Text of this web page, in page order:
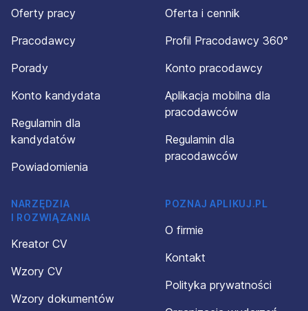
Oferty pracy
Pracodawcy
Porady
Konto kandydata
Regulamin dla
kandydatów
Powiadomienia
Oferta i cennik
Profil Pracodawcy 360°
Konto pracodawcy
Aplikacja mobilna dla
pracodawców
Regulamin dla
pracodawców
NARZĘDZIA
I ROZWIĄZANIA
Kreator CV
Wzory CV
Wzory dokumentów
POZNAJ APLIKUJ.PL
O firmie
Kontakt
Polityka prywatności